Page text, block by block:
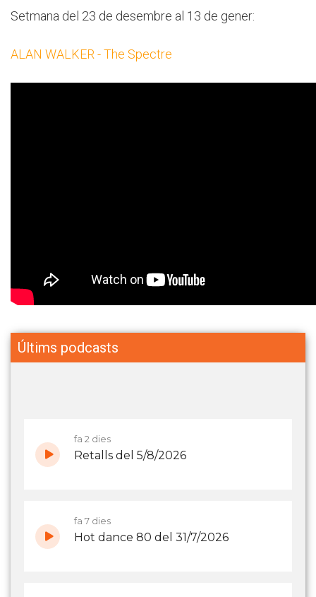
Setmana del 23 de desembre al 13 de gener:
ALAN WALKER - The Spectre
Últims podcasts